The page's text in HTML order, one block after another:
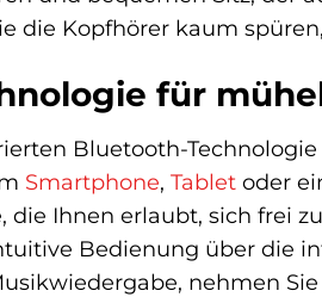
die Kopfhörer kaum
für
Bluetooth-
Smartphone, Tablet oder
die Ihnen erlaubt, sich frei
Bedienung über die
nehmen